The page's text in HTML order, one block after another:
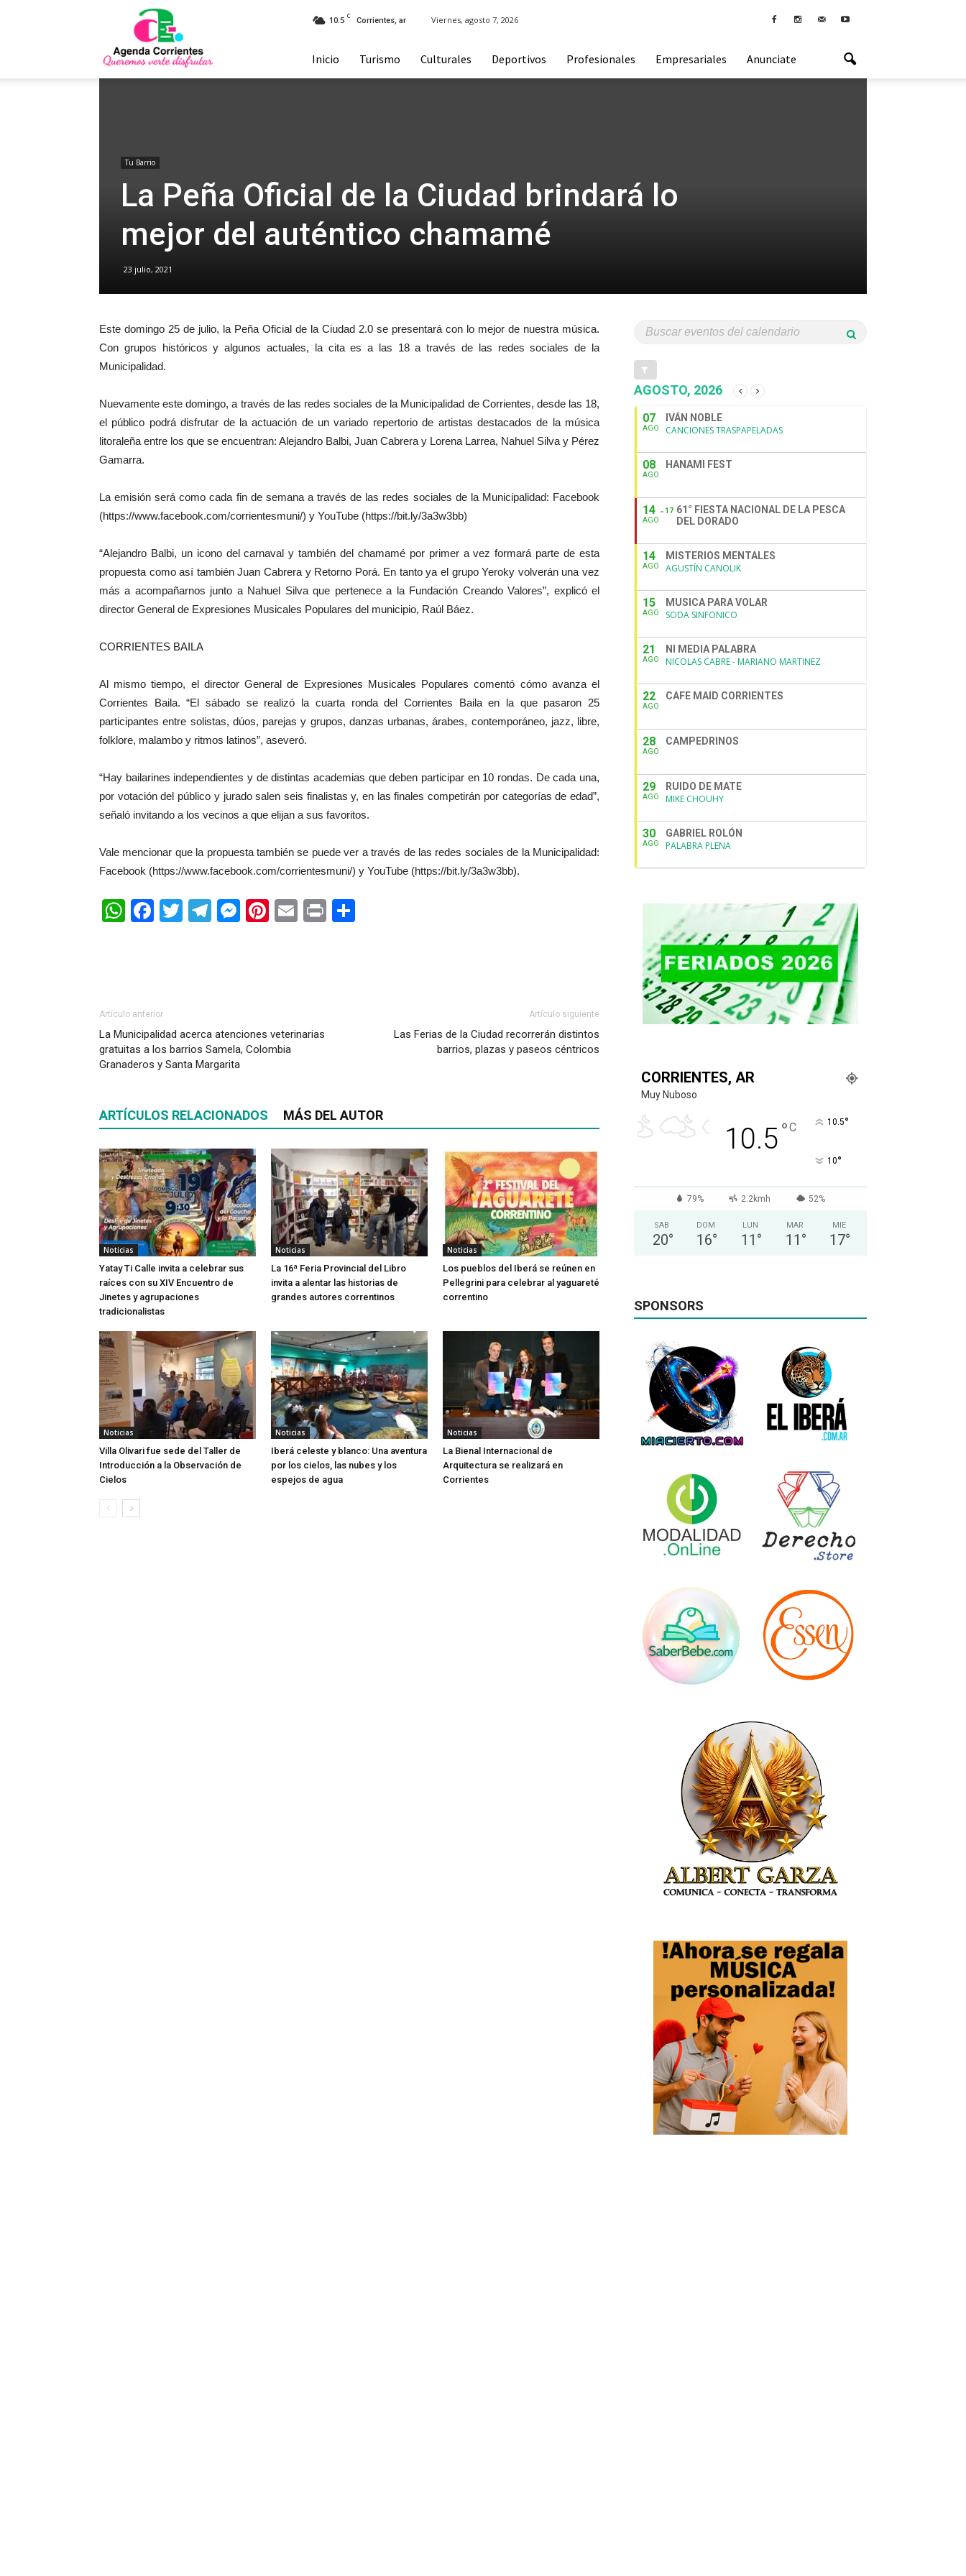
Corrientes
10.5 C
Corrientes, ar Viernes, agosto 7, 2026
Inicio Turismo Culturales Deportivos Profesionales Empresariales Anunciate
Tu Barrio
La Peña Oficial de la Ciudad brindará lo
mejor del auténtico chamamé
23 julio, 2021
Este domingo 25 de julio, la Peña Oficial de la Ciudad 2.0 se presentará con lo mejor de nuestra música.
Con grupos históricos y algunos actuales, la cita es a las 18 a través de las redes sociales de la
Municipalidad.
Nuevamente este domingo, a través de las redes sociales de la Municipalidad de Corrientes, desde las 18,
el público podrá disfrutar de la actuación de un variado repertorio de artistas destacados de la música
litoraleña entre los que se encuentran: Alejandro Balbi, Juan Cabrera y Lorena Larrea, Nahuel Silva y Pérez
Gamarra.
La emisión será como cada fin de semana a través de las redes sociales de la Municipalidad: Facebook
(https://www.facebook.com/corrientesmuni/) y YouTube (https://bit.ly/3a3w3bb)
“Alejandro Balbi, un icono del carnaval y también del chamamé por primer a vez formará parte de esta
propuesta como así también Juan Cabrera y Retorno Porá. En tanto ya el grupo Yeroky volverán una vez
más a acompañarnos junto a Nahuel Silva que pertenece a la Fundación Creando Valores”, explicó el
director General de Expresiones Musicales Populares del municipio, Raúl Báez.
CORRIENTES BAILA
Al mismo tiempo, el director General de Expresiones Musicales Populares comentó cómo avanza el
Corrientes Baila. “El sábado se realizó la cuarta ronda del Corrientes Baila en la que pasaron 25
participantes entre solistas, dúos, parejas y grupos, danzas urbanas, árabes, contemporáneo, jazz, libre,
folklore, malambo y ritmos latinos”, aseveró.
“Hay bailarines independientes y de distintas academias que deben participar en 10 rondas. De cada una,
por votación del público y jurado salen seis finalistas y, en las finales competirán por categorías de edad”,
señaló invitando a los vecinos a que elijan a sus favoritos.
Vale mencionar que la propuesta también se puede ver a través de las redes sociales de la Municipalidad:
Facebook (https://www.facebook.com/corrientesmuni/) y YouTube (https://bit.ly/3a3w3bb).
WhatsApp
Facebook
TwitterTelegram
Messenger
Pinterest
EmailPrint
Artículo anterior
La Municipalidad acerca atenciones veterinarias
gratuitas a los barrios Samela, Colombia
Granaderos y Santa Margarita
Artículo siguiente
Las Ferias de la Ciudad recorrerán distintos
barrios, plazas y paseos céntricos
ARTÍCULOS RELACIONADOS MÁS DEL AUTOR
Noticias
Yatay Ti Calle invita a celebrar sus
raíces con su XIV Encuentro de
Jinetes y agrupaciones
tradicionalistas
Noticias
La 16ª Feria Provincial del Libro
invita a alentar las historias de
grandes autores correntinos
Noticias
Los pueblos del Iberá se reúnen en
Pellegrini para celebrar al yaguareté
correntino
Noticias
Villa Olivari fue sede del Taller de
Introducción a la Observación de
Cielos
Noticias
Iberá celeste y blanco: Una aventura
por los cielos, las nubes y los
espejos de agua
Noticias
La Bienal Internacional de
Arquitectura se realizará en
Corrientes
AGOSTO, 2026
07
AGO
IVÁN NOBLE
CANCIONES TRASPAPELADAS
08
AGO
HANAMI FEST
14
AGO
17 61° FIESTA NACIONAL DE LA PESCA
DEL DORADO
14
AGO
MISTERIOS MENTALES
AGUSTÍN CANOLIK
15
AGO
MUSICA PARA VOLAR
SODA SINFONICO
21
AGO
NI MEDIA PALABRA
NICOLAS CABRE - MARIANO MARTINEZ
22
AGO
CAFE MAID CORRIENTES
28
AGO
CAMPEDRINOS
29
AGO
RUIDO DE MATE
MIKE CHOUHY
30
AGO
GABRIEL ROLÓN
PALABRA PLENA
CORRIENTES, AR
Muy Nuboso
10.5°C 10.5°
10°
79% 2.2kmh 52%
SAB
20°
DOM
16°
LUN
11 °
MAR
11 °
MIE
17°
SPONSORS